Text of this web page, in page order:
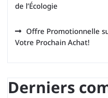
de l’Écologie
Offre Promotionnelle
Votre Prochain Achat!
Derniers